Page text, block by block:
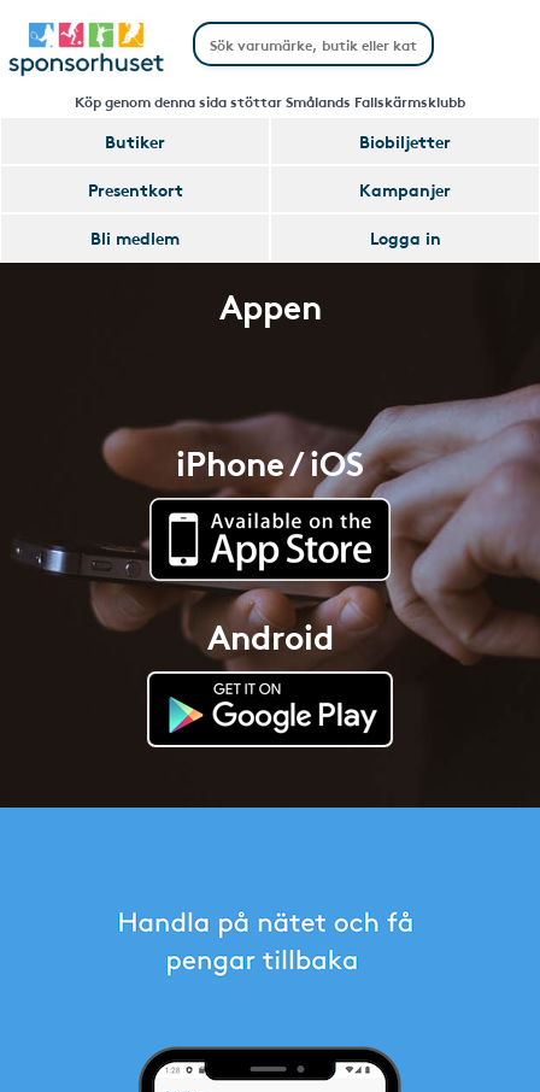
Köp genom denna sida stöttar Smålands Fallskärmsklubb
Butiker
Biobiljetter
Presentkort
Kampanjer
Bli medlem
Logga in
Appen
iPhone / iOS
Android